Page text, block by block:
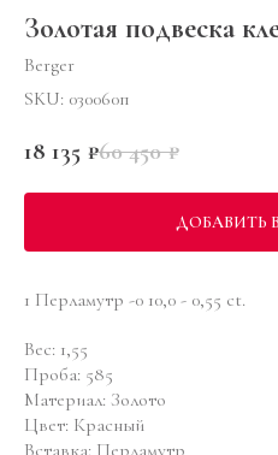
Золотая подвеска
Berger
SKU: 030060п
18 135 ₽60 450 ₽
ДОБАВИТЬ
1 Перламутр -0 10,0 - 0,55 ct.
Вес: 1,55
Проба: 585
Материал: Золото
Цвет: Красный